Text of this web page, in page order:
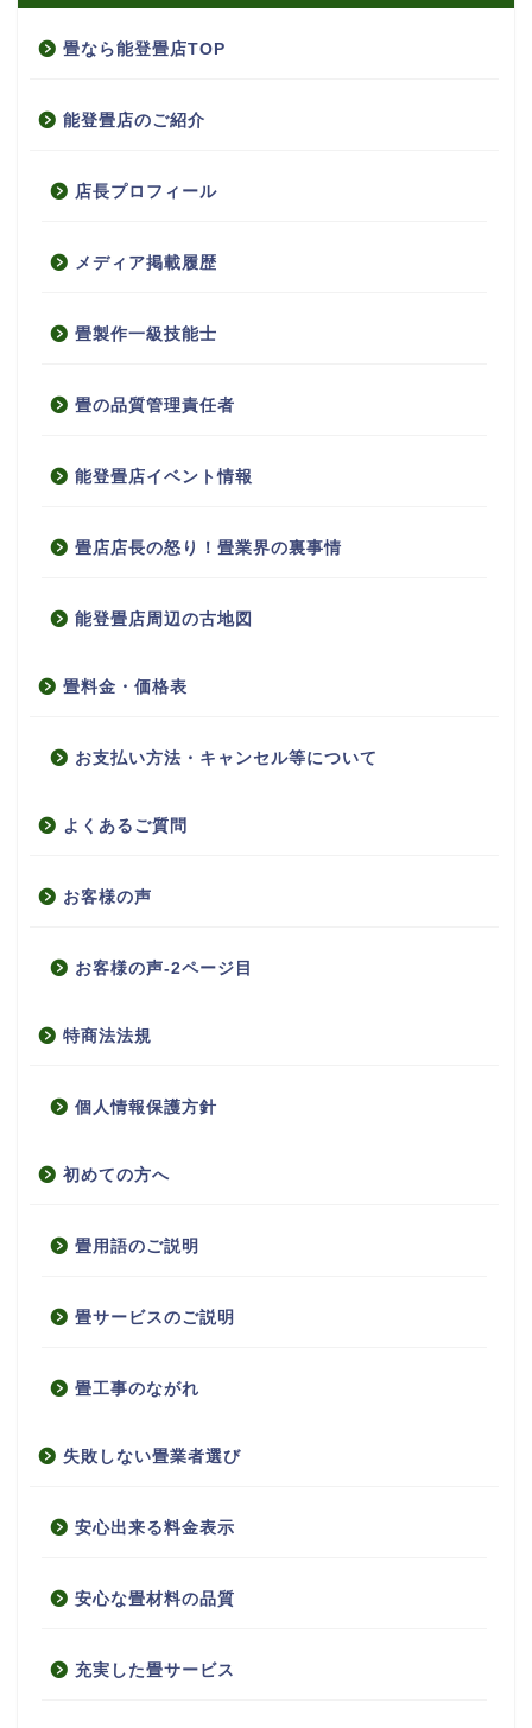
畳なら能登畳店TOP
能登畳店のご紹介
店長プロフィール
メディア掲載履歴
畳製作一級技能士
畳の品質管理責任者
能登畳店イベント情報
畳店店長の怒り！畳業界の裏事情
能登畳店周辺の古地図
畳料金・価格表
お支払い方法・キャンセル等について
よくあるご質問
お客様の声
お客様の声-2ページ目
特商法法規
個人情報保護方針
初めての方へ
畳用語のご説明
畳サービスのご説明
畳工事のながれ
失敗しない畳業者選び
安心出来る料金表示
安心な畳材料の品質
充実した畳サービス